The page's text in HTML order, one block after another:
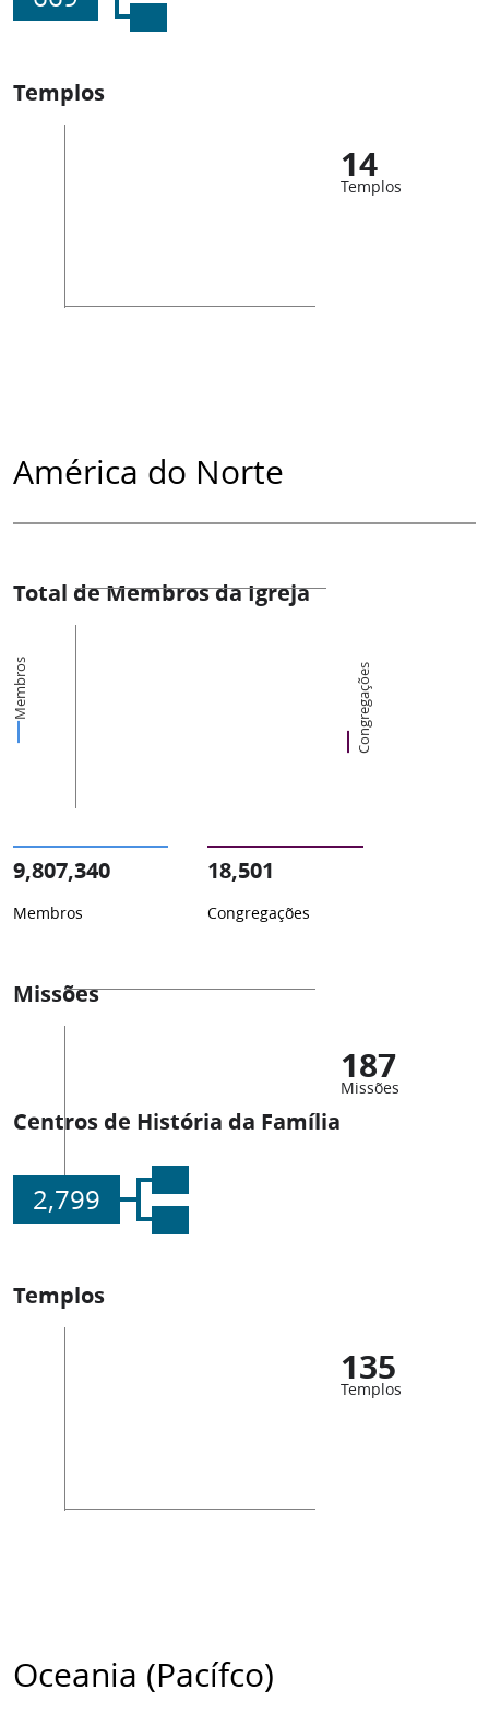
Templos
14
Templos
América do Norte
Total de Membros da Igreja
Membros Congregações
9,807,340
Membros
18,501
Congregações
Missões
187
Missões
Centros de História da Família
2,799
Templos
135
Templos
Oceania (Pacífco)